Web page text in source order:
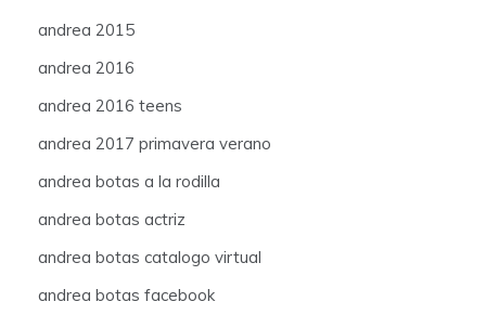
andrea 2015
andrea 2016
andrea 2016 teens
andrea 2017 primavera verano
andrea botas a la rodilla
andrea botas actriz
andrea botas catalogo virtual
andrea botas facebook